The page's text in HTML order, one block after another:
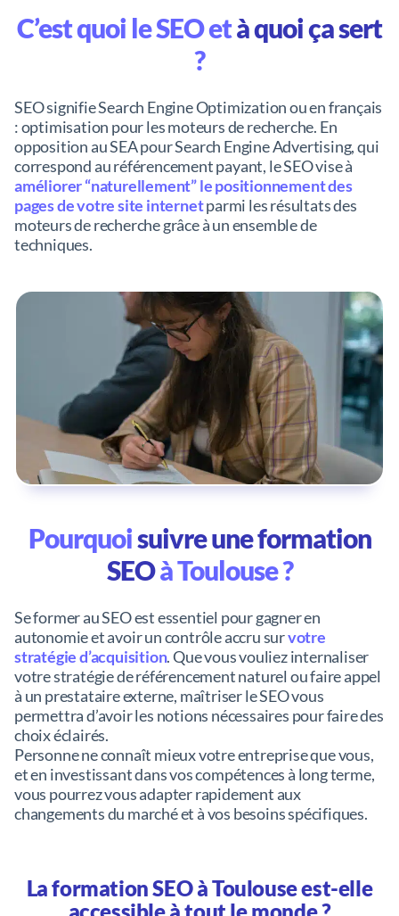
C’est quoi le SEO età quoi ça sert
?
SEO signifie Search Engine Optimization ou en français
: optimisation pour les moteurs de recherche. En
opposition au SEA pour Search Engine Advertising, qui
correspond au référencement payant, le SEO vise à
améliorer “naturellement” le positionnement des
pages de votre site internetparmi les résultats des
moteurs de recherche grâce à un ensemble de
techniques.
Pourquoisuivre une formation
SEOà Toulouse ?
Se former au SEO est essentiel pour gagner en
autonomie et avoir un contrôle accru survotre
stratégie d’acquisition. Que vous vouliez internaliser
votre stratégie de référencement naturel ou faire appel
à un prestataire externe, maîtriser le SEO vous
permettra d’avoir les notions nécessaires pour faire des
choix éclairés.
Personne ne connaît mieux votre entreprise que vous,
et en investissant dans vos compétences à long terme,
vous pourrez vous adapter rapidement aux
changements du marché et à vos besoins spécifiques.
La formation SEO à Toulouse est-elle